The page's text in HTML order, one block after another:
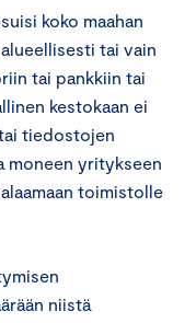
koko maahan
tai vain
tai pankkiin tai
kestokaan ei
tiedostojen
moneen yritykseen
toimistolle
niistä